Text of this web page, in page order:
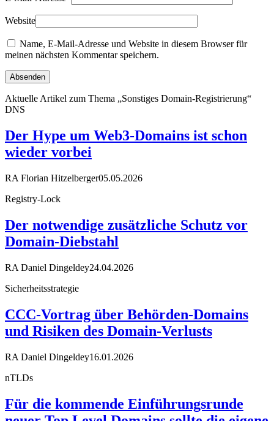
Website
Name, E-Mail-Adresse und Website in diesem Browser für
meinen nächsten Kommentar speichern.
Aktuelle Artikel zum Thema „Sonstiges Domain-Registrierung“
DNS
Der Hype um Web3-Domains ist schon
wieder vorbei
RA Florian Hitzelberger05.05.2026
Registry-Lock
Der notwendige zusätzliche Schutz vor
Domain-Diebstahl
RA Daniel Dingeldey24.04.2026
Sicherheitsstrategie
CCC-Vortrag über Behörden-Domains
und Risiken des Domain-Verlusts
RA Daniel Dingeldey16.01.2026
nTLDs
Für die kommende Einführungsrunde